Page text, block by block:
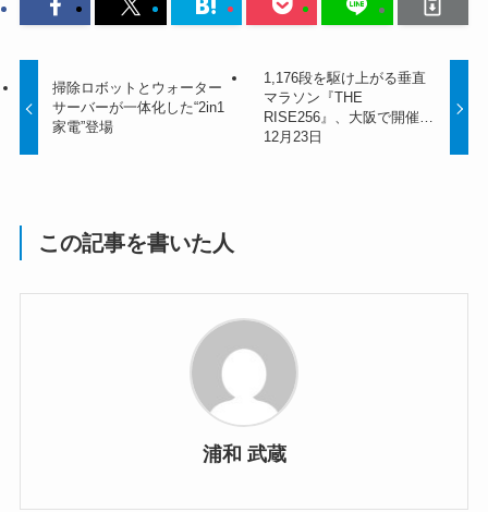
掃除ロボットとウォーター
サーバーが一体化した“2in1
家電”登場
1,176段を駆け上がる垂直
マラソン『THE
RISE256』、大阪で開催…
12月23日
この記事を書いた人
浦和 武蔵